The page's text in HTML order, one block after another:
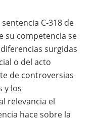
C-318 de
su competencia se
surgidas
o del acto
de controversias
y los
relevancia el
hace sobre la